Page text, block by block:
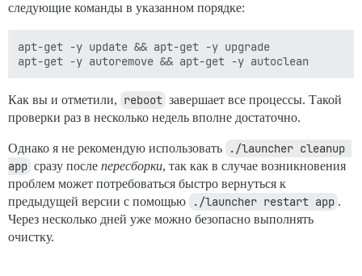
следующие команды в указанном порядке:
apt-get -y update && apt-get -y upgrade
Как вы и отметили, reboot завершает все процессы. Такой
проверки раз в несколько недель вполне достаточно.
Однако я не рекомендую использовать
./launcher cleanup
app сразу после пересборки, так как в случае возникновения
проблем может потребоваться быстро вернуться к
предыдущей версии с помощью
./launcher restart app .
Через несколько дней уже можно безопасно выполнять
очистку.